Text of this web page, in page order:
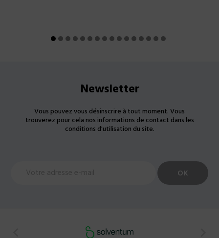
Newsletter
Vous pouvez vous désinscrire à tout moment. Vous
trouverez pour cela nos informations de contact dans les
conditions d'utilisation du site.